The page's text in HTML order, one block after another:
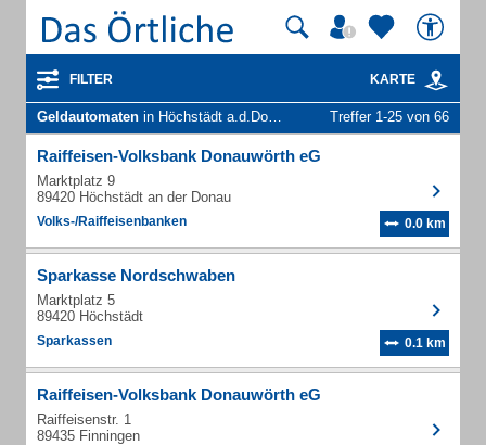
FILTER KARTE
Geldautomaten in Höchstädt a.d.Donau Treffer 1-25 von 66
Raiffeisen-Volksbank Donauwörth eG
Marktplatz 9
89420 Höchstädt an der Donau
Volks-/Raiffeisenbanken 0.0 km
Sparkasse Nordschwaben
Marktplatz 5
89420 Höchstädt
Sparkassen 0.1 km
Raiffeisen-Volksbank Donauwörth eG
Raiffeisenstr. 1
89435 Finningen